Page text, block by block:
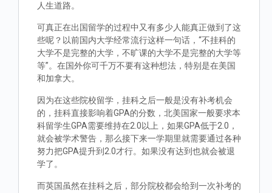
人生道路。
可真正在出国留学的过程中又有多少人能真正做到了这
些呢？以前国内大学经常流行这样一句话，“不挂科的
大学不是完整的大学，不旷课的大学不是完整的大学等
等”。在国外你可千万不要有这种想法，特别是在美国
和加拿大。
因为在这些院校留学，挂科之后一般是没有补考机会
的，挂科直接影响着GPA的分数，北美国家一般要求本
科留学生GPA需要维持在2.0以上，如果GPA低于2.0，
就会被学术警告，那么接下来一学期里就需要通过各种
努力把GPA提升到2.0才行。如果没有达到也就会被退
学了。
而英国虽然在挂科之后，部分院校都会给到一次补考的